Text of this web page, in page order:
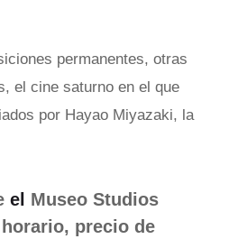
permanentes, otras
el cine saturno en el que
por Hayao Miyazaki, la
el Museo Studios
precio de